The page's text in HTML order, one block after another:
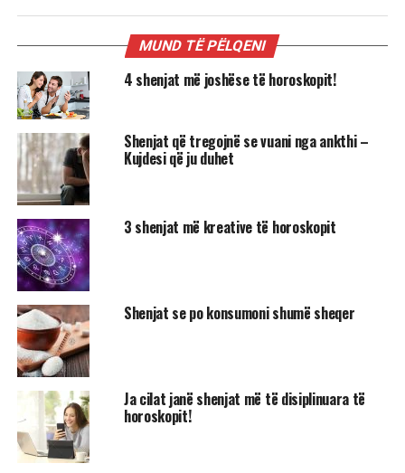
MUND TË PËLQENI
4 shenjat më joshëse të horoskopit!
Shenjat që tregojnë se vuani nga ankthi –
Kujdesi që ju duhet
3 shenjat më kreative të horoskopit
Shenjat se po konsumoni shumë sheqer
Ja cilat janë shenjat më të disiplinuara të
horoskopit!